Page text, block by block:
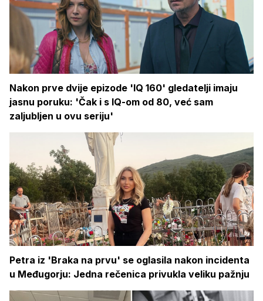
Nakon prve dvije epizode 'IQ 160' gledatelji imaju
jasnu poruku: 'Čak i s IQ-om od 80, već sam
zaljubljen u ovu seriju'
Petra iz 'Braka na prvu' se oglasila nakon incidenta
u Međugorju: Jedna rečenica privukla veliku pažnju